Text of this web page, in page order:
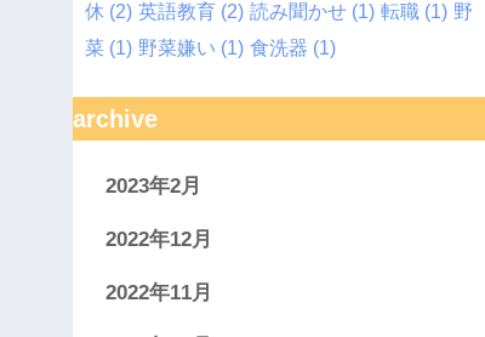
休 (2) 英語教育 (2) 読み聞かせ (1) 転職 (1) 野
菜 (1) 野菜嫌い (1) 食洗器 (1)
archive
2023年2月
2022年12月
2022年11月